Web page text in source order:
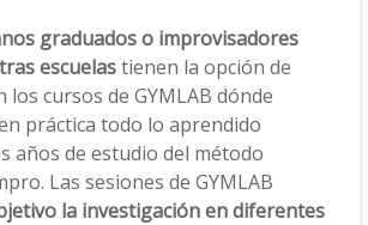
graduados o improvisadores
escuelastienen la opción de
los cursos de GYMLAB dónde
práctica todo lo aprendido
años de estudio del método
Las sesiones de GYMLAB
la investigación en diferentes